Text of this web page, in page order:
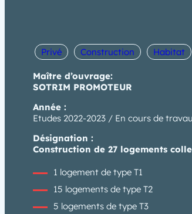
Privé Construction Habitat
Maître d’ouvrage:
SOTRIM PROMOTEUR
Année :
Etudes 2022-2023 / En cours de
Désignation :
Construction de 27 logements
1 logement de type T1
15 logements de type T2
5 logements de type T3